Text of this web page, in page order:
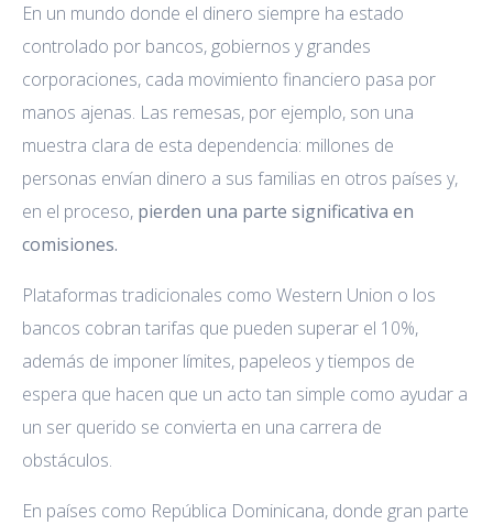
En un mundo donde el dinero siempre ha estado
controlado por bancos, gobiernos y grandes
corporaciones, cada movimiento financiero pasa por
manos ajenas. Las remesas, por ejemplo, son una
muestra clara de esta dependencia: millones de
personas envían dinero a sus familias en otros países y,
en el proceso, pierden una parte significativa en
comisiones.
Plataformas tradicionales como Western Union o los
bancos cobran tarifas que pueden superar el 10%,
además de imponer límites, papeleos y tiempos de
espera que hacen que un acto tan simple como ayudar a
un ser querido se convierta en una carrera de
obstáculos.
En países como República Dominicana, donde gran parte